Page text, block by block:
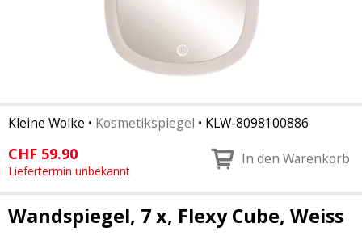
Kleine Wolke • Kosmetikspiegel • KLW-8098100886
CHF 59.90
Liefertermin unbekannt
In den Warenkorb
Wandspiegel, 7 x, Flexy Cube, Weiss